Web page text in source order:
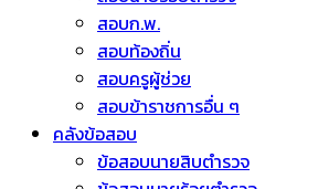
สอบก.พ.
สอบท้องถิ่น
สอบครูผู้ช่วย
สอบข้าราชการอื่น ๆ
คลังข้อสอบ
ข้อสอบนายสิบตำรวจ